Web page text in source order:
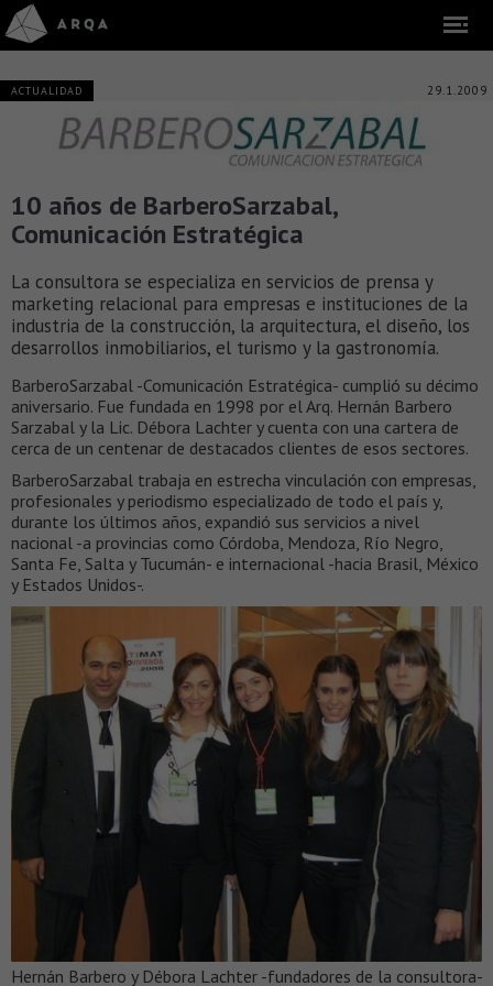
ACTUALIDAD 29.1.2009
10 años de BarberoSarzabal,
Comunicación Estratégica
La consultora se especializa en servicios de prensa y
marketing relacional para empresas e instituciones de la
industria de la construcción, la arquitectura, el diseño, los
desarrollos inmobiliarios, el turismo y la gastronomía.
BarberoSarzabal -Comunicación Estratégica- cumplió su décimo
aniversario. Fue fundada en 1998 por el Arq. Hernán Barbero
Sarzabal y la Lic. Débora Lachter y cuenta con una cartera de
cerca de un centenar de destacados clientes de esos sectores.
BarberoSarzabal trabaja en estrecha vinculación con empresas,
profesionales y periodismo especializado de todo el país y,
durante los últimos años, expandió sus servicios a nivel
nacional -a provincias como Córdoba, Mendoza, Río Negro,
Santa Fe, Salta y Tucumán- e internacional -hacia Brasil, México
y Estados Unidos-.
Hernán Barbero y Débora Lachter -fundadores de la consultora-